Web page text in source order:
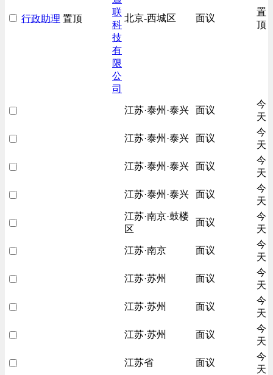
行政助理 置顶
联
科
技
有
限
公
司
北京-西城区 面议
置
顶
江苏·泰州·泰兴 面议
今
天
江苏·泰州·泰兴 面议
今
天
江苏·泰州·泰兴 面议
今
天
江苏·泰州·泰兴 面议
今
天
江苏·南京·鼓楼
区
面议
今
天
江苏·南京 面议
今
天
江苏·苏州 面议
今
天
江苏·苏州 面议
今
天
江苏·苏州 面议
今
天
江苏省 面议
今
天